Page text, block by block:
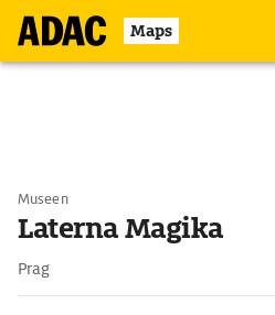
Maps
Museen
Laterna Magika
Prag